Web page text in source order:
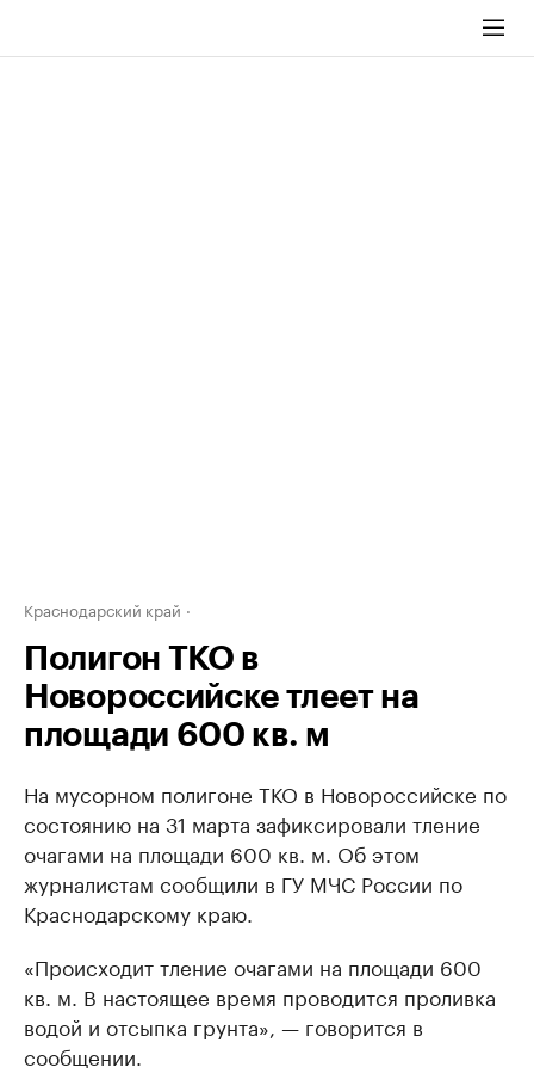
Краснодарский край
Полигон ТКО в
Новороссийске тлеет на
площади 600 кв. м
На мусорном полигоне ТКО в Новороссийске по
состоянию на 31 марта зафиксировали тление
очагами на площади 600 кв. м. Об этом
журналистам сообщили в ГУ МЧС России по
Краснодарскому краю.
«Происходит тление очагами на площади 600
кв. м. В настоящее время проводится проливка
водой и отсыпка грунта», — говорится в
сообщении.